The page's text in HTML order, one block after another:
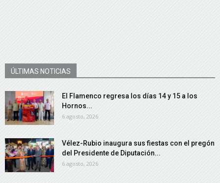
ÚLTIMAS NOTICIAS
El Flamenco regresa los días 14 y 15 a los
Hornos...
6 agosto, 2026
Vélez-Rubio inaugura sus fiestas con el pregón
del Presidente de Diputación...
6 agosto, 2026